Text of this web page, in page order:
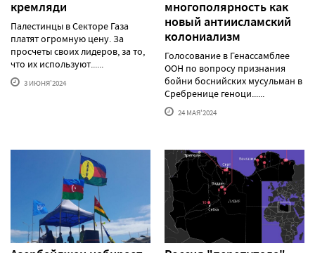
кремляди
Палестинцы в Секторе Газа
платят огромную цену. За
просчеты своих лидеров, за то,
что их используют......
3 ИЮНЯ'2024
многополярность как
новый антиисламский
колониализм
Голосование в Генассамблее
ООН по вопросу признания
бойни боснийских мусульман в
Сребренице геноци......
24 МАЯ'2024